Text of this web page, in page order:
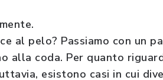
al pelo? Passiamo con un
alla coda. Per quanto
esistono casi in cui